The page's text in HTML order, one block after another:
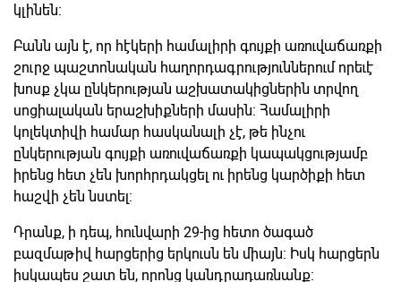
կլինեն:
Բանն այն է, որ հէկերի համալիրի գույքի առուվաճառքի
շուրջ պաշտոնական հաղորդագրություններում որեւէ
խոսք չկա ընկերության աշխատակիցներին տրվող
սոցիալական երաշխիքների մասին: Համալիրի
կոլեկտիվի համար հասկանալի չէ, թե ինչու
ընկերության գույքի առուվաճառքի կապակցությամբ
իրենց հետ չեն խորհրդակցել ու իրենց կարծիքի հետ
հաշվի չեն նստել:
Դրանք, ի դեպ, հունվարի 29-ից հետո ծագած
բազմաթիվ հարցերից երկուսն են միայն: Իսկ հարցերն
իսկապես շատ են, որոնց կանդրադառնանք: